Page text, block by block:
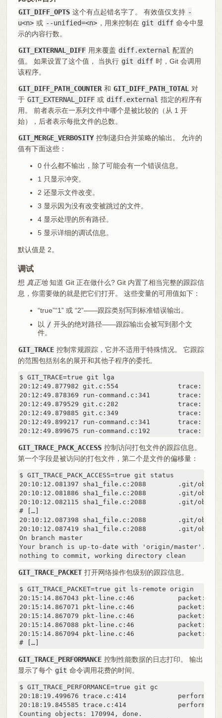
GIT_DIFF_OPTS 这个有点起错名字了。 有效值仅支持 -
u<n> 或 --unified=<n> ，用来控制在 git diff 命令中显
示的内容行数。
GIT_EXTERNAL_DIFF 用来覆盖 diff.external 配置的
值。 如果设置了这个值， 当执行 git diff 时，Git 会调用
该程序。
GIT_DIFF_PATH_COUNTER 和 GIT_DIFF_PATH_TOTAL
对
于 GIT_EXTERNAL_DIFF 或 diff.external 指定的程序有
用。 前者表示在一系列文件中哪个是被比较的（从 1 开
始），后者表示每批文件的总数。
GIT_MERGE_VERBOSITY控制递归合并策略的输出。 允许的
值有下面这些：
0 什么都不输出，除了可能会有一个错误信息。
1 只显示冲突。
2 还显示文件改变。
3 显示因为没有改变被跳过的文件。
4 显示处理的所有路径。
5 显示详细的调试信息。
默认值是 2。
调试
想 真正地知道 Git 正在做什么? Git 内置了相当完整的跟踪信
息，你需要做的就是把它们打开。 这些变量的可用值如下：
“true”“1” 或 “2”——跟踪类别写到标准错误输出。
以 / 开头的绝对路径——跟踪输出会被写到那个文
件。
GIT_TRACE 控制常规跟踪，它并不适用于特殊情况。 它跟踪
的范围包括别名的展开和其他子程序的委托。
$ GIT_TRACE=true git lga
20:12:49.877982 git.c:554               trace:
20:12:49.878369 run-command.c:341       trace:
20:12:49.879529 git.c:282               trace:
20:12:49.879885 git.c:349               trace:
20:12:49.899217 run-command.c:341       trace:
20:12:49.899675 run-command.c:192       trace:
GIT_TRACE_PACK_ACCESS 控制访问打包文件的跟踪信息。
第一个字段是被访问的打包文件，第二个是文件的偏移量：
$ GIT_TRACE_PACK_ACCESS=true git status
20:10:12.081397 sha1_file.c:2088        .git/
20:10:12.081886 sha1_file.c:2088        .git/
20:10:12.082115 sha1_file.c:2088        .git/
# […]
20:10:12.087398 sha1_file.c:2088        .git/objects/
20:10:12.087419 sha1_file.c:2088        .git/objects/
On branch master
Your branch is up-to-date with 'origin/master'.
nothing to commit, working directory clean
GIT_TRACE_PACKET 打开网络操作包级别的跟踪信息。
$ GIT_TRACE_PACKET=true git ls-remote origin
20:15:14.867043 pkt-line.c:46           packet:
20:15:14.867071 pkt-line.c:46           packet:
20:15:14.867079 pkt-line.c:46           packet:
20:15:14.867088 pkt-line.c:46           packet:
20:15:14.867094 pkt-line.c:46           packet:
# […]
GIT_TRACE_PERFORMANCE 控制性能数据的日志打印。 输出
显示了每个 git 命令调用花费的时间。
$ GIT_TRACE_PERFORMANCE=true git gc
20:18:19.499676 trace.c:414
20:18:19.845585 trace.c:414
Counting objects: 170994, done.